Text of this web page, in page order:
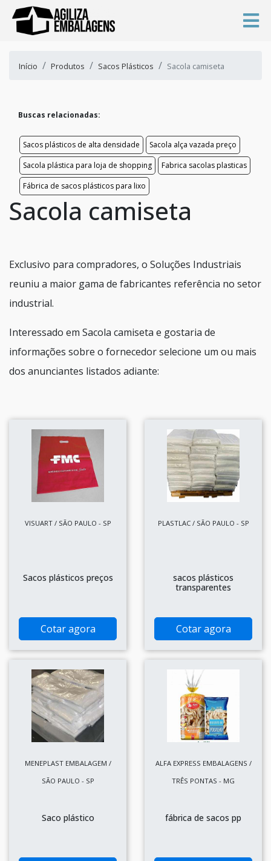
Início Produtos Sacos Plásticos Sacola camiseta
Buscas relacionadas:
Sacos plásticos de alta densidade
Sacola alça vazada preço
Sacola plástica para loja de shopping
Fabrica sacolas plasticas
Fábrica de sacos plásticos para lixo
Sacola camiseta
Exclusivo para compradores, o Soluções Industriais
reuniu a maior gama de fabricantes referência no setor
industrial.
Interessado em Sacola camiseta e gostaria de
informações sobre o fornecedor selecione um ou mais
dos anunciantes listados adiante:
VISUART / SÃO PAULO - SP
Sacos plásticos preços
Cotar agora
PLASTLAC / SÃO PAULO - SP
sacos plásticos
transparentes
Cotar agora
MENEPLAST EMBALAGEM /
SÃO PAULO - SP
Saco plástico
ALFA EXPRESS EMBALAGENS /
TRÊS PONTAS - MG
fábrica de sacos pp